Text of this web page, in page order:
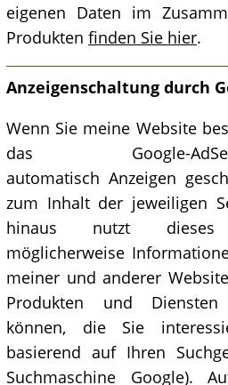
eigenen Daten im
Produkten finden Sie hier.
Anzeigenschaltung durch
Wenn Sie meine Website
das Google-
automatisch Anzeigen
zum Inhalt der jeweiligen
hinaus nutzt dieses
möglicherweise
meiner und anderer
Produkten und
können, die Sie
basierend auf Ihren
Suchmaschine Google).